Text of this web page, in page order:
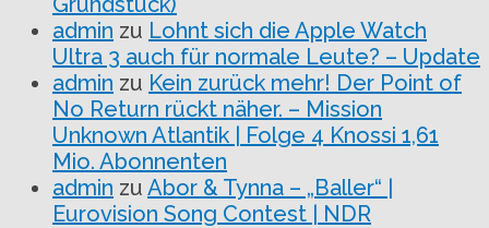
admin zu Lohnt sich die Apple Watch
Ultra 3 auch für normale Leute? – Update
admin zu Kein zurück mehr! Der Point of
No Return rückt näher. – Mission
Unknown Atlantik | Folge 4 Knossi 1,61
Mio. Abonnenten
admin zu Abor & Tynna – „Baller“ |
Eurovision Song Contest | NDR